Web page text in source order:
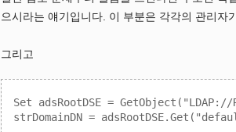
으시라는 얘기입니다. 이 부분은 각각의 관리
그리고
Set adsRootDSE = GetObject("LDAP://